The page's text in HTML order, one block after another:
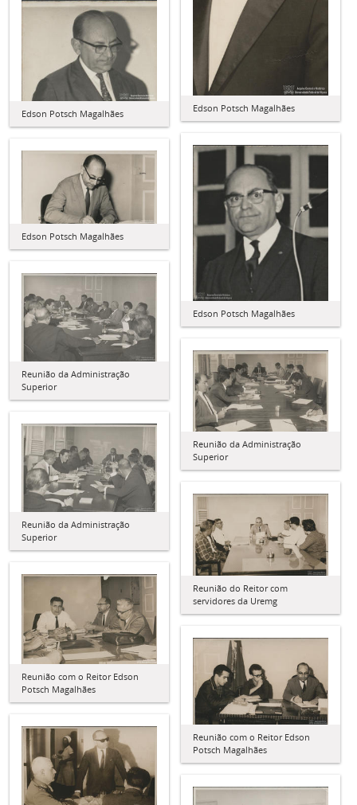
Edson Potsch Magalhães
Edson Potsch Magalhães
Edson Potsch Magalhães
Edson Potsch Magalhães
Reunião da Administração
Superior
Reunião da Administração
Superior
Reunião da Administração
Superior
Reunião do Reitor com
servidores da Uremg
Reunião com o Reitor Edson
Potsch Magalhães
Reunião com o Reitor Edson
Potsch Magalhães